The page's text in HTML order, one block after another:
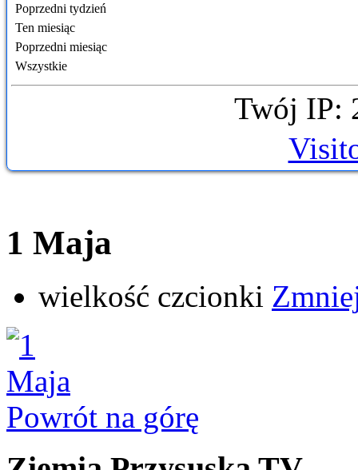
Poprzedni tydzień
Ten miesiąc
Poprzedni miesiąc
Wszystkie
Twój IP:
1 Maja
wielkość czcionki
Powrót na górę